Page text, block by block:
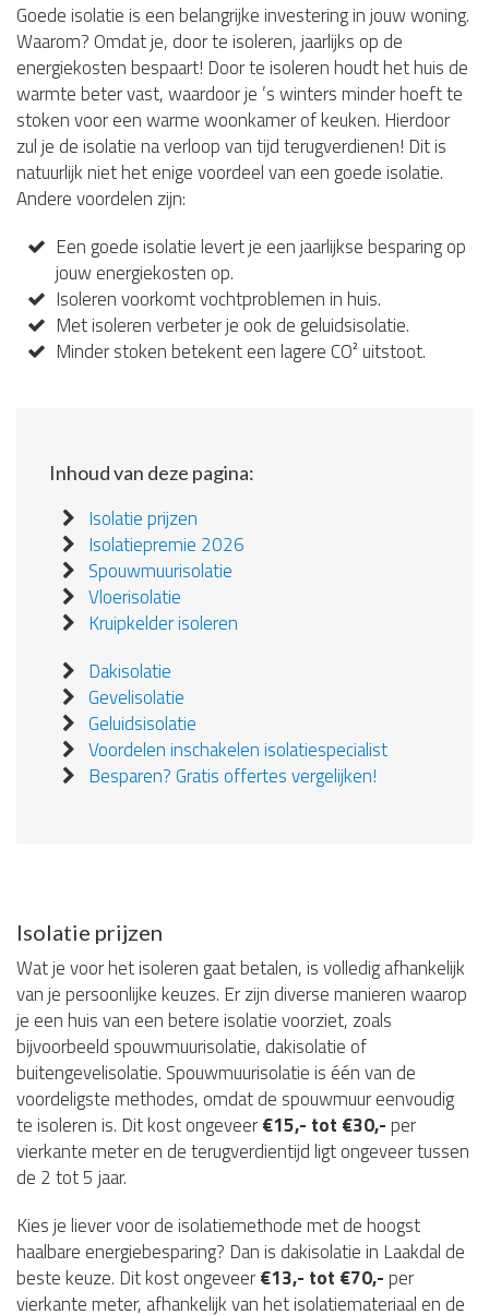
Goede isolatie is een belangrijke investering in jouw woning.
Waarom? Omdat je, door te isoleren, jaarlijks op de
energiekosten bespaart! Door te isoleren houdt het huis de
warmte beter vast, waardoor je ’s winters minder hoeft te
stoken voor een warme woonkamer of keuken. Hierdoor
zul je de isolatie na verloop van tijd terugverdienen! Dit is
natuurlijk niet het enige voordeel van een goede isolatie.
Andere voordelen zijn:
Een goede isolatie levert je een jaarlijkse besparing op
jouw energiekosten op.
Isoleren voorkomt vochtproblemen in huis.
Met isoleren verbeter je ook de geluidsisolatie.
Minder stoken betekent een lagere CO² uitstoot.
Inhoud van deze pagina:
Isolatie prijzen
Isolatiepremie 2026
Spouwmuurisolatie
Vloerisolatie
Kruipkelder isoleren
Dakisolatie
Gevelisolatie
Geluidsisolatie
Voordelen inschakelen isolatiespecialist
Besparen? Gratis offertes vergelijken!
Isolatie prijzen
Wat je voor het isoleren gaat betalen, is volledig afhankelijk
van je persoonlijke keuzes. Er zijn diverse manieren waarop
je een huis van een betere isolatie voorziet, zoals
bijvoorbeeld spouwmuurisolatie, dakisolatie of
buitengevelisolatie. Spouwmuurisolatie is één van de
voordeligste methodes, omdat de spouwmuur eenvoudig
te isoleren is. Dit kost ongeveer€15,- tot €30,- per
vierkante meter en de terugverdientijd ligt ongeveer tussen
de 2 tot 5 jaar.
Kies je liever voor de isolatiemethode met de hoogst
haalbare energiebesparing? Dan is dakisolatie in Laakdal de
beste keuze. Dit kost ongeveer€13,- tot €70,- per
vierkante meter, afhankelijk van het isolatiemateriaal en de